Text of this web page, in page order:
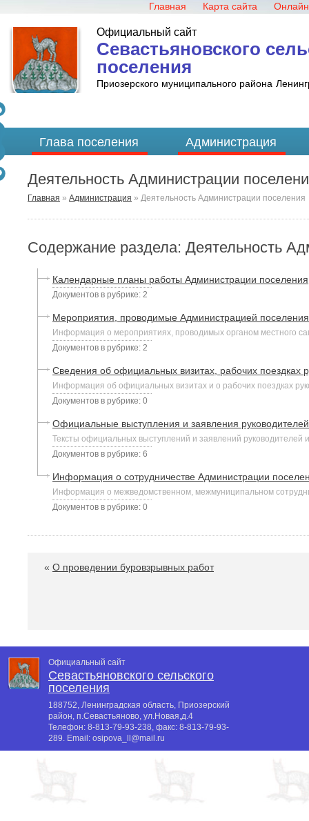
Главная Карта сайта
Официальный сайт
Севастьяновского
поселения
Приозерского муниципального района
Глава поселения Администрация
Деятельность Администрации
Главная » Администрация » Деятельность Администрации поселения
Содержание раздела: Деятельность
Календарные планы работы Администрации поселения
Документов в рубрике: 2
Мероприятия, проводимые Администрацией
Информация о мероприятиях, проводимых органом местного
Документов в рубрике: 2
Сведения об официальных визитах, рабочих
Информация об официальных визитах и о рабочих поездках
Документов в рубрике: 0
Официальные выступления и заявления
Тексты официальных выступлений и заявлений
Документов в рубрике: 6
Информация о сотрудничестве Администрации
Информация о межведомственном, межмуниципальном
Документов в рубрике: 0
« О проведении буровзрывных работ
Официальный сайт
Севастьяновского сельского
поселения
188752, Ленинградская область, Приозерский
район, п.Севастьяново, ул.Новая,д.4
Телефон: 8-813-79-93-238, факс: 8-813-79-93-
289. Email: osipova_ll@mail.ru